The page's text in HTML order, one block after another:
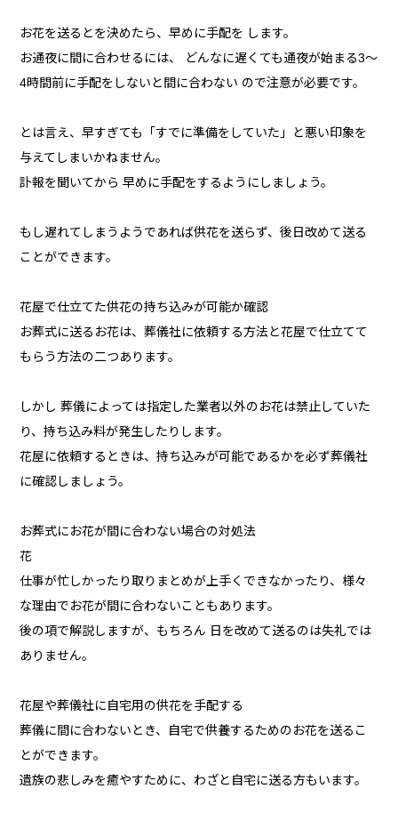
お花を送るとを決めたら、早めに手配を します。
お通夜に間に合わせるには、 どんなに遅くても通夜が始まる3～
4時間前に手配をしないと間に合わない ので注意が必要です。
とは言え、早すぎても「すでに準備をしていた」と悪い印象を
与えてしまいかねません。
訃報を聞いてから 早めに手配をするようにしましょう。
もし遅れてしまうようであれば供花を送らず、後日改めて送る
ことができます。
花屋で仕立てた供花の持ち込みが可能か確認
お葬式に送るお花は、葬儀社に依頼する方法と花屋で仕立てて
もらう方法の二つあります。
しかし 葬儀によっては指定した業者以外のお花は禁止していた
り、持ち込み料が発生したりします。
花屋に依頼するときは、持ち込みが可能であるかを必ず葬儀社
に確認しましょう。
お葬式にお花が間に合わない場合の対処法
花
仕事が忙しかったり取りまとめが上手くできなかったり、様々
な理由でお花が間に合わないこともあります。
後の項で解説しますが、もちろん 日を改めて送るのは失礼では
ありません。
花屋や葬儀社に自宅用の供花を手配する
葬儀に間に合わないとき、自宅で供養するためのお花を送るこ
とができます。
遺族の悲しみを癒やすために、わざと自宅に送る方もいます。